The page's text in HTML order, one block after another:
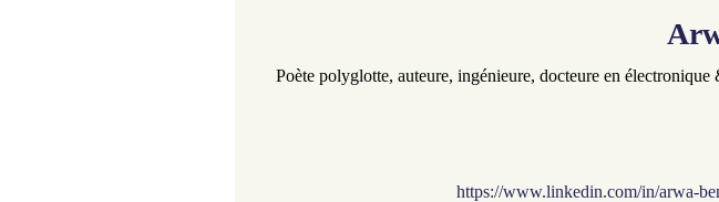
Poète polyglotte, auteure, ingénieure, docteure en électronique
https://www.linkedin.com/in/arwa-